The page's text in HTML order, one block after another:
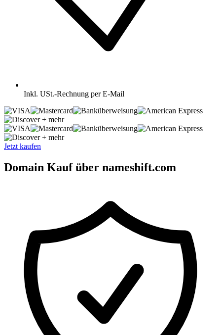
Inkl. USt.-Rechnung per E-Mail
+ mehr
+ mehr
Jetzt kaufen
Domain Kauf über nameshift.com